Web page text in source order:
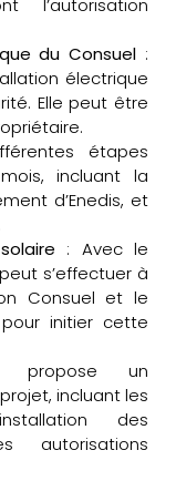
l’autorisation
du Consuel :
électrique
Elle peut être
étapes
incluant la
d’Enedis, et
: Avec le
s’effectuer à
Consuel et le
initier cette
propose un
incluant les
des
autorisations